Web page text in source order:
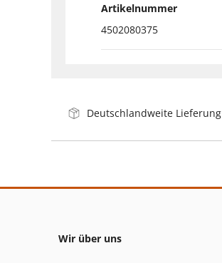
Artikelnummer
4502080375
Deutschlandweite Lieferung
Wir über uns